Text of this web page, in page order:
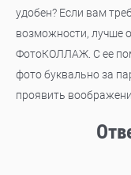
удобен? Если вам
возможности, лучше
ФотоКОЛЛАЖ. С ее
фото буквально за
проявить